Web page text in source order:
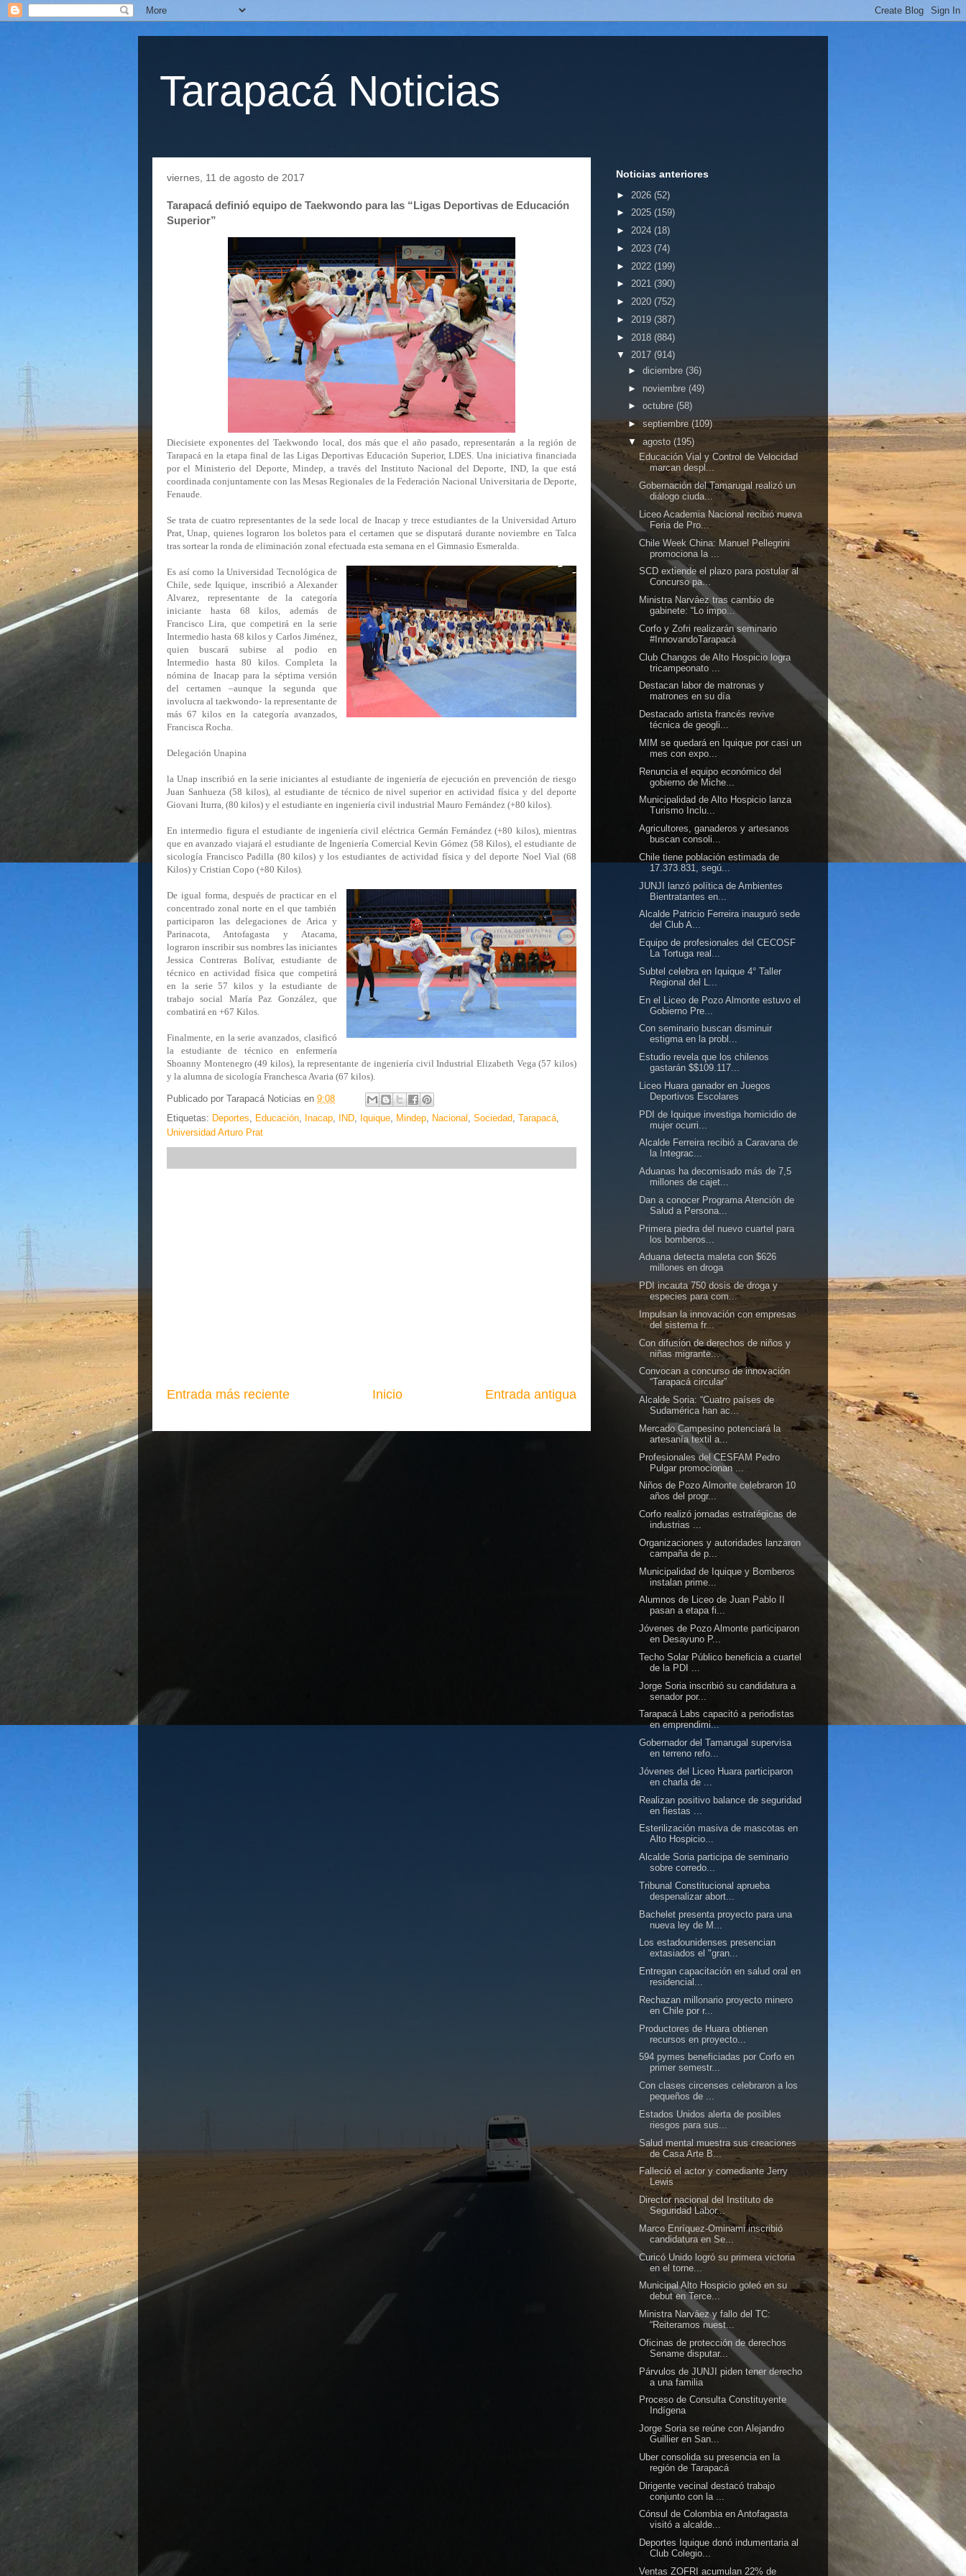
Tarapacá Noticias
viernes, 11 de agosto de 2017
Tarapacá definió equipo de Taekwondo para las “Ligas Deportivas de Educación
Superior”
Diecisiete exponentes del Taekwondo local, dos más que el año pasado, representarán a la región de
Tarapacá en la etapa final de las Ligas Deportivas Educación Superior, LDES. Una iniciativa financiada
por el Ministerio del Deporte, Mindep, a través del Instituto Nacional del Deporte, IND, la que está
coordinada conjuntamente con las Mesas Regionales de la Federación Nacional Universitaria de Deporte,
Fenaude.
Se trata de cuatro representantes de la sede local de Inacap y trece estudiantes de la Universidad Arturo
Prat, Unap, quienes lograron los boletos para el certamen que se disputará durante noviembre en Talca
tras sortear la ronda de eliminación zonal efectuada esta semana en el Gimnasio Esmeralda.
Es así como la Universidad Tecnológica de
Chile, sede Iquique, inscribió a Alexander
Alvarez, representante de la categoría
iniciante hasta 68 kilos, además de
Francisco Lira, que competirá en la serie
Intermedio hasta 68 kilos y Carlos Jiménez,
quien buscará subirse al podio en
Intermedio hasta 80 kilos. Completa la
nómina de Inacap para la séptima versión
del certamen –aunque la segunda que
involucra al taekwondo- la representante de
más 67 kilos en la categoría avanzados,
Francisca Rocha.
Delegación Unapina
la Unap inscribió en la serie iniciantes al estudiante de ingeniería de ejecución en prevención de riesgo
Juan Sanhueza (58 kilos), al estudiante de técnico de nivel superior en actividad física y del deporte
Giovani Iturra, (80 kilos) y el estudiante en ingeniería civil industrial Mauro Fernández (+80 kilos).
En intermedio figura el estudiante de ingeniería civil eléctrica Germán Fernández (+80 kilos), mientras
que en avanzado viajará el estudiante de Ingeniería Comercial Kevin Gómez (58 Kilos), el estudiante de
sicología Francisco Padilla (80 kilos) y los estudiantes de actividad física y del deporte Noel Vial (68
Kilos) y Cristian Copo (+80 Kilos).
De igual forma, después de practicar en el
concentrado zonal norte en el que también
participaron las delegaciones de Arica y
Parinacota, Antofagasta y Atacama,
lograron inscribir sus nombres las iniciantes
Jessica Contreras Bolívar, estudiante de
técnico en actividad física que competirá
en la serie 57 kilos y la estudiante de
trabajo social María Paz González, que
combatirá en +67 Kilos.
Finalmente, en la serie avanzados, clasificó
la estudiante de técnico en enfermería
Shoanny Montenegro (49 kilos), la representante de ingeniería civil Industrial Elizabeth Vega (57 kilos)
y la alumna de sicología Franchesca Avaria (67 kilos).
Publicado por Tarapacá Noticias en 9:08
Etiquetas: Deportes, Educación, Inacap, IND, Iquique, Mindep, Nacional , Sociedad, Tarapacá,
Universidad Arturo Prat
Entrada más reciente Entrada antigua
Inicio
Noticias anteriores
► 2026 (52)
► 2025 (159)
► 2024 (18)
► 2023 (74)
► 2022 (199)
► 2021 (390)
► 2020 (752)
► 2019 (387)
► 2018 (884)
▼ 2017 (914)
► diciembre (36)
► noviembre (49)
► octubre (58)
► septiembre(109)
▼ agosto (195)
Educación Vial y Control de Velocidad
marcan despl...
Gobernación del Tamarugal realizó un
diálogo ciuda...
Liceo Academia Nacional recibió nueva
Feria de Pro...
Chile Week China: Manuel Pellegrini
promociona la ...
SCD extiende el plazo para postular al
Concurso pa...
Ministra Narváez tras cambio de
gabinete: “Lo impo...
Corfo y Zofri realizarán seminario
#InnovandoTarapacá
Club Changos de Alto Hospicio logra
tricampeonato ...
Destacan labor de matronas y
matrones en su día
Destacado artista francés revive
técnica de geogli...
MIM se quedará en Iquique por casi un
mes con expo...
Renuncia el equipo económico del
gobierno de Miche...
Municipalidad de Alto Hospicio lanza
Turismo Inclu...
Agricultores, ganaderos y artesanos
buscan consoli...
Chile tiene población estimada de
17.373.831, segú...
JUNJI lanzó política de Ambientes
Bientratantes en...
Alcalde Patricio Ferreira inauguró sede
del Club A...
Equipo de profesionales del CECOSF
La Tortuga real...
Subtel celebra en Iquique 4° Taller
Regional del L...
En el Liceo de Pozo Almonte estuvo el
Gobierno Pre...
Con seminario buscan disminuir
estigma en la probl...
Estudio revela que los chilenos
gastarán $$109.117...
Liceo Huara ganador en Juegos
Deportivos Escolares
PDI de Iquique investiga homicidio de
mujer ocurri...
Alcalde Ferreira recibió a Caravana de
la Integrac...
Aduanas ha decomisado más de 7,5
millones de cajet...
Dan a conocer Programa Atención de
Salud a Persona...
Primera piedra del nuevo cuartel para
los bomberos...
Aduana detecta maleta con $626
millones en droga
PDI incauta 750 dosis de droga y
especies para com...
Impulsan la innovación con empresas
del sistema fr...
Con difusión de derechos de niños y
niñas migrante...
Convocan a concurso de innovación
“Tarapacá circular”
Alcalde Soria: “Cuatro países de
Sudamérica han ac...
Mercado Campesino potenciará la
artesanía textil a...
Profesionales del CESFAM Pedro
Pulgar promocionan ...
Niños de Pozo Almonte celebraron 10
años del progr...
Corfo realizó jornadas estratégicas de
industrias ...
Organizaciones y autoridades lanzaron
campaña de p...
Municipalidad de Iquique y Bomberos
instalan prime...
Alumnos de Liceo de Juan Pablo II
pasan a etapa fi...
Jóvenes de Pozo Almonte participaron
en Desayuno P...
Techo Solar Público beneficia a cuartel
de la PDI ...
Jorge Soria inscribió su candidatura a
senador por...
Tarapacá Labs capacitó a periodistas
en emprendimi...
Gobernador del Tamarugal supervisa
en terreno refo...
Jóvenes del Liceo Huara participaron
en charla de ...
Realizan positivo balance de seguridad
en fiestas ...
Esterilización masiva de mascotas en
Alto Hospicio...
Alcalde Soria participa de seminario
sobre corredo...
Tribunal Constitucional aprueba
despenalizar abort...
Bachelet presenta proyecto para una
nueva ley de M...
Los estadounidenses presencian
extasiados el "gran...
Entregan capacitación en salud oral en
residencial...
Rechazan millonario proyecto minero
en Chile por r...
Productores de Huara obtienen
recursos en proyecto...
594 pymes beneficiadas por Corfo en
primer semestr...
Con clases circenses celebraron a los
pequeños de ...
Estados Unidos alerta de posibles
riesgos para sus...
Salud mental muestra sus creaciones
de Casa Arte B...
Falleció el actor y comediante Jerry
Lewis
Director nacional del Instituto de
Seguridad Labor...
Marco Enríquez-Ominami inscribió
candidatura en Se...
Curicó Unido logró su primera victoria
en el torne...
Municipal Alto Hospicio goleó en su
debut en Terce...
Ministra Narváez y fallo del TC:
“Reiteramos nuest...
Oficinas de protección de derechos
Sename disputar...
Párvulos de JUNJI piden tener derecho
a una familia
Proceso de Consulta Constituyente
Indígena
Jorge Soria se reúne con Alejandro
Guillier en San...
Uber consolida su presencia en la
región de Tarapacá
Dirigente vecinal destacó trabajo
conjunto con la ...
Cónsul de Colombia en Antofagasta
visitó a alcalde...
Deportes Iquique donó indumentaria al
Club Colegio...
Ventas ZOFRI acumulan 22% de